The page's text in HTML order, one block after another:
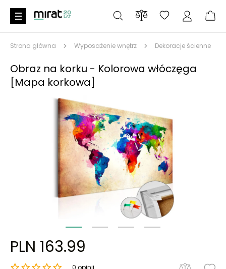
Strona główna Wyposażenie wnętrz Dekoracje ścienne
Obraz na korku - Kolorowa włóczęga
[Mapa korkowa]
PLN 163.99
0 opinii